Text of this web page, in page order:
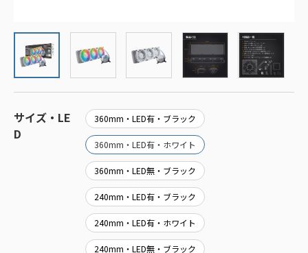
サイズ・LE
D
360mm・LED有・ブラック
360mm・LED有・ホワイト
360mm・LED無・ブラック
240mm・LED有・ブラック
240mm・LED有・ホワイト
240mm・LED無・ブラック